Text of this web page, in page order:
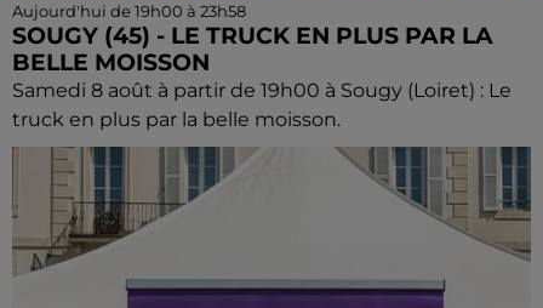
Aujourd'hui de 19h00 à 23h58
SOUGY (45) - LE TRUCK EN PLUS PAR LA
BELLE MOISSON
Samedi 8 août à partir de 19h00 à Sougy (Loiret) : Le
truck en plus par la belle moisson.